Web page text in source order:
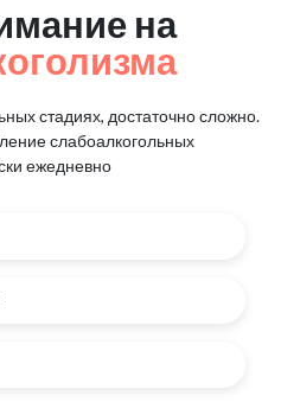
на
стадиях, достаточно сложно.
слабоалкогольных
ежедневно